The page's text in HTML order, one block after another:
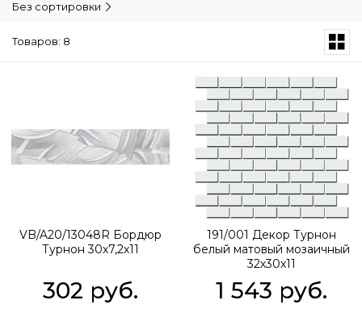
Без сортировки
Товаров: 8
VB/A20/13048R Бордюр
Турнон 30х7,2х11
302 руб.
191/001 Декор Турнон
белый матовый мозаичный
32х30х11
1 543 руб.